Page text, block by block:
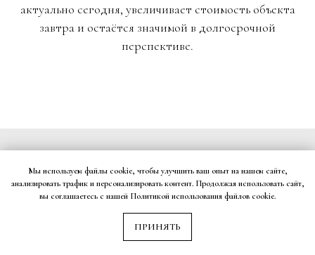
актуально сегодня, увеличивает стоимость объекта
завтра и остаётся значимой в долгосрочной
перспективе.
НАШИ УСЛУГИ ПО
АРХИТЕКТУРНОМУ
Мы используем файлы cookie, чтобы улучшить ваш опыт на нашем сайте,
анализировать трафик и персонализировать контент. Продолжая использовать сайт,
вы соглашаетесь с нашей Политикой использования файлов cookie.
ПРИНЯТЬ